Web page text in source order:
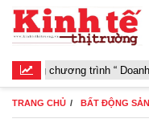
trình “ Doanh nghiệp đạt
TRANG CHỦ BẤT ĐỘNG SẢN